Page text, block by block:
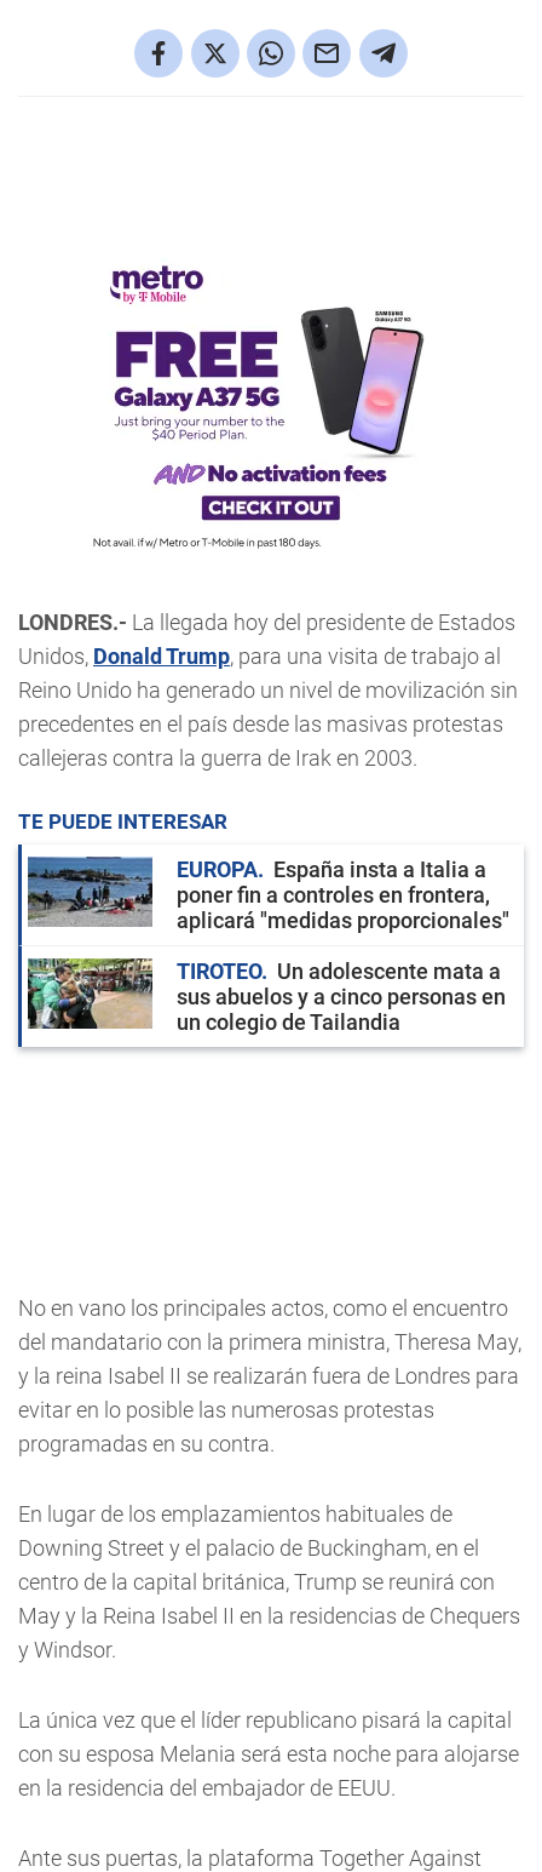
LONDRES.- La llegada hoy del presidente de Estados
Unidos, Donald Trump, para una visita de trabajo al
Reino Unido ha generado un nivel de movilización sin
precedentes en el país desde las masivas protestas
callejeras contra la guerra de Irak en 2003.
TE PUEDE INTERESAR
EUROPA
España insta a Italia a
poner fin a controles en frontera,
aplicará "medidas proporcionales"
TIROTEO
Un adolescente mata a
sus abuelos y a cinco personas en
un colegio de Tailandia
No en vano los principales actos, como el encuentro
del mandatario con la primera ministra, Theresa May,
y la reina Isabel II se realizarán fuera de Londres para
evitar en lo posible las numerosas protestas
programadas en su contra.
En lugar de los emplazamientos habituales de
Downing Street y el palacio de Buckingham, en el
centro de la capital británica, Trump se reunirá con
May y la Reina Isabel II en la residencias de Chequers
y Windsor.
La única vez que el líder republicano pisará la capital
con su esposa Melania será esta noche para alojarse
en la residencia del embajador de EEUU.
Ante sus puertas, la plataforma Together Against